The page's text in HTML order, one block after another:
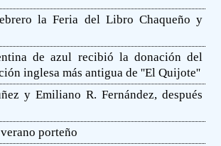
la Feria del Libro Chaqueño y
de azul recibió la donación del
inglesa más antigua de ''El Quijote''
y Emiliano R. Fernández, después
porteño